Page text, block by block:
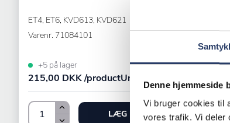
Denne hjemmeside
Vi bruger cookies til
vores trafik. Vi deler
ET4, ET6, KVD613, KVD621
Varenr. 71084101
+5 på lager
215,00 DKK /productUnit
LÆG I KURV